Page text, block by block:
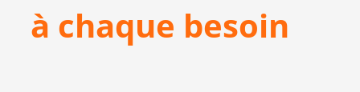
à chaque besoin